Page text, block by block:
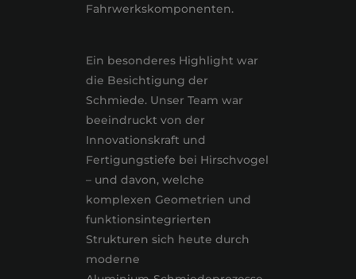
Fahrwerkskomponenten.
Ein besonderes Highlight war
die Besichtigung der
Schmiede. Unser Team war
beeindruckt von der
Innovationskraft und
Fertigungstiefe bei Hirschvogel
– und davon, welche
komplexen Geometrien und
funktionsintegrierten
Strukturen sich heute durch
moderne